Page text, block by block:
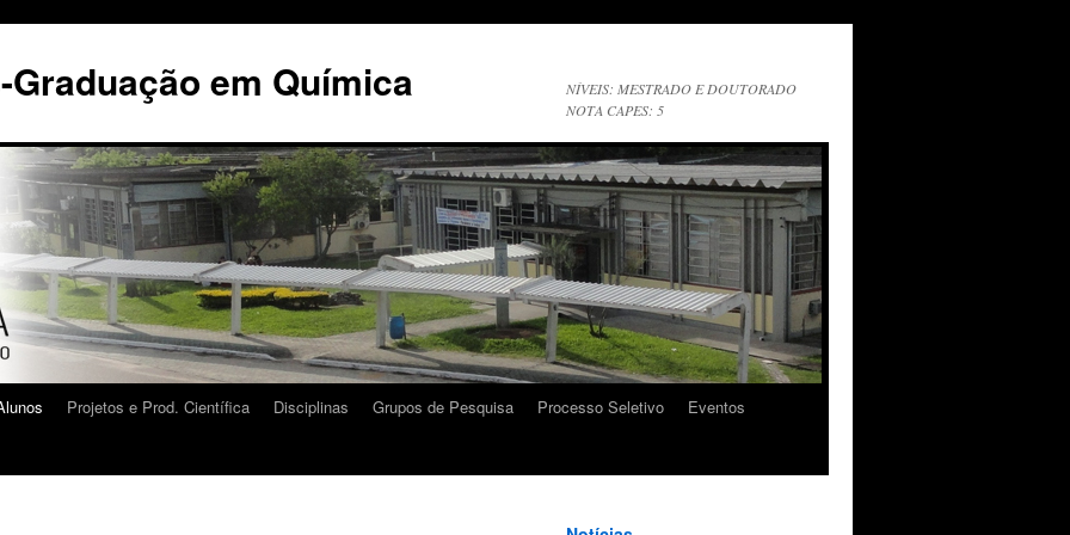
em Química
NÍVEIS: MESTRADO E DOUTORADO
NOTA CAPES: 5
Projetos e Prod. Científica Disciplinas Grupos de Pesquisa Processo Seletivo
Eventos